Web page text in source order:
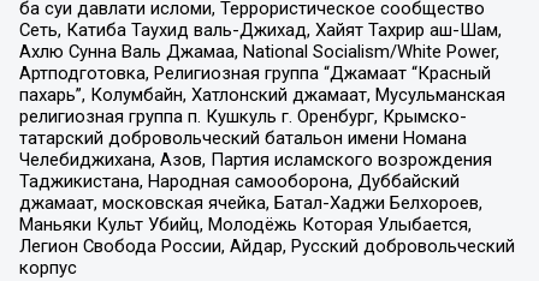
ба суи давлати исломи, Террористическое сообщество
Сеть, Катиба Таухид валь-Джихад, Хайят Тахрир аш-Шам,
Ахлю Сунна Валь Джамаа, National Socialism/White Power,
Артподготовка, Религиозная группа “Джамаат “Красный
пахарь”, Колумбайн, Хатлонский джамаат, Мусульманская
религиозная группа п. Кушкуль г. Оренбург, Крымско-
татарский добровольческий батальон имени Номана
Челебиджихана, Азов, Партия исламского возрождения
Таджикистана, Народная самооборона, Дуббайский
джамаат, московская ячейка, Батал-Хаджи Белхороев,
Маньяки Культ Убийц, Молодёжь Которая Улыбается,
Легион Свобода России, Айдар, Русский добровольческий
корпус